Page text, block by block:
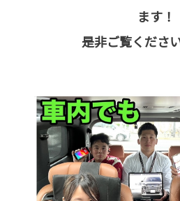
ます！
是非ご覧くださ